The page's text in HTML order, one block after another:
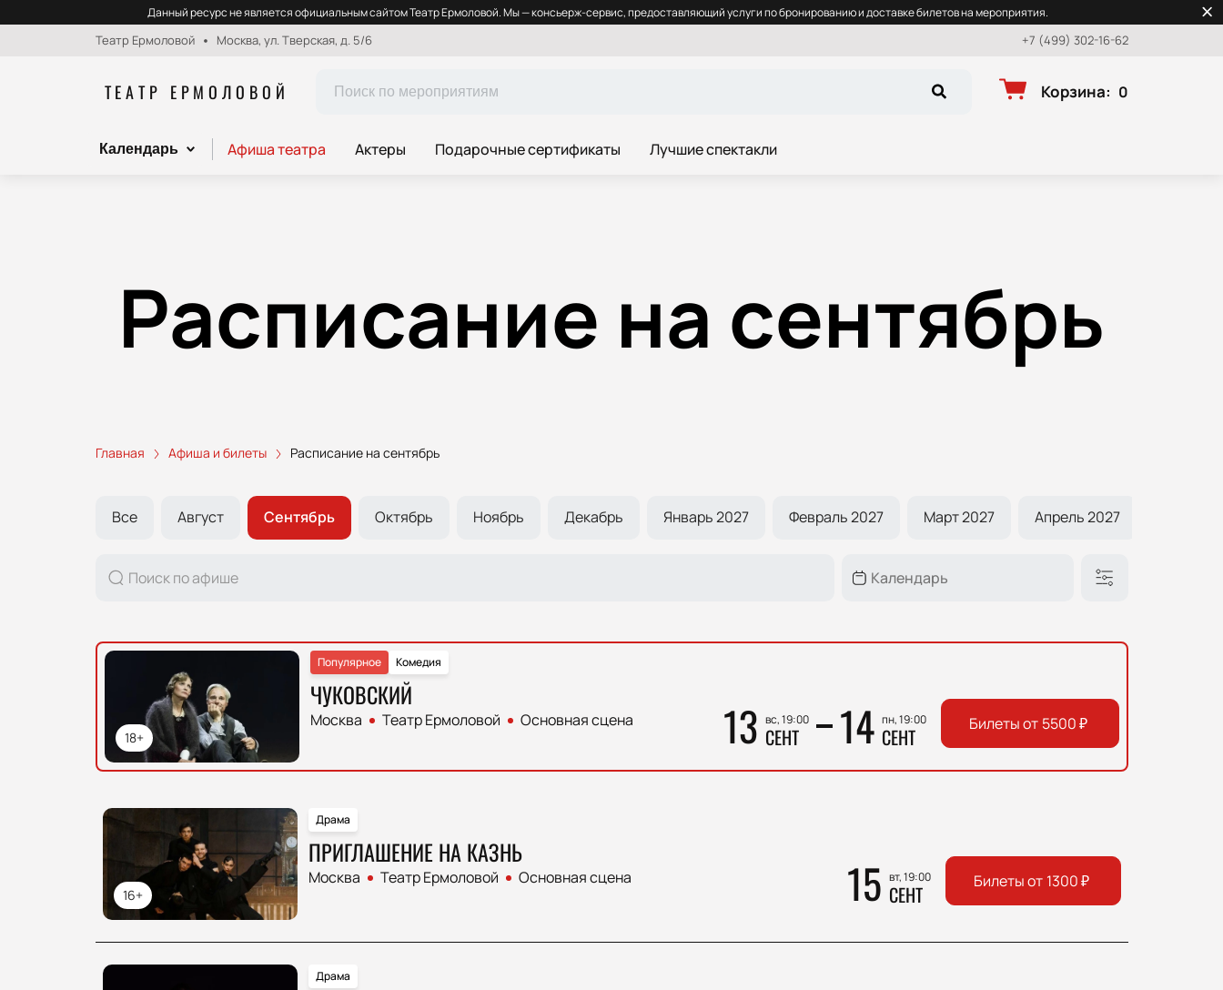
Данный ресурс не является официальным сайтом Театр Ермоловой. Мы — консьерж-сервис, предоставляющий услуги по бронированию и доставке билетов на мероприятия.
Театр Ермоловой Москва, ул. Тверская, д. 5/6 +7 (499) 302-16-62
ТЕАТР ЕРМОЛОВОЙ Корзина: 0
Календарь Афиша театра Актеры Подарочные сертификаты Лучшие спектакли
Расписание на сентябрь
Главная Афиша и билеты Расписание на сентябрь
Все Август Сентябрь Октябрь Ноябрь Декабрь Январь 2027 Февраль 2027 Март 2027 Апрель 2027
18+
Комедия
Популярное
ЧУКОВСКИЙ
Москва Театр Ермоловой Основная сцена 13 вс, 19:00
СЕНТ 14 пн, 19:00
СЕНТ Билеты от 5500₽
16+
Драма
ПРИГЛАШЕНИЕ НА КАЗНЬ
Москва Театр Ермоловой Основная сцена 15 вт, 19:00
СЕНТ Билеты от 1300₽
Драма